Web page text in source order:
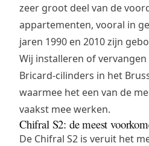
zeer groot deel van de
appartementen, vooral in
jaren 1990 en 2010 zijn
Wij installeren of
Bricard-cilinders in het
waarmee het een van de
vaakst mee werken.
Chifral S2: de meest
De Chifral S2 is veruit het